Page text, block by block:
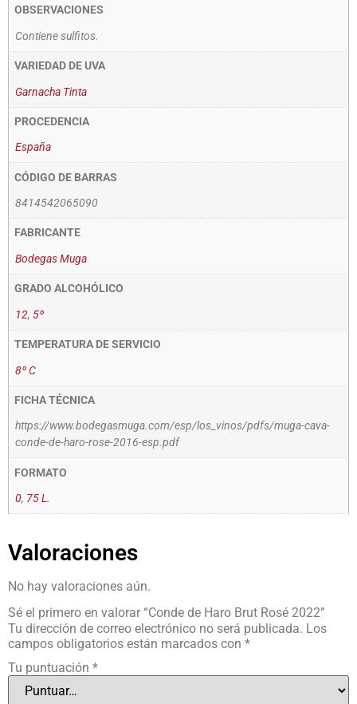
OBSERVACIONES
Contiene sulfitos.
VARIEDAD DE UVA
Garnacha Tinta
PROCEDENCIA
España
CÓDIGO DE BARRAS
8414542065090
FABRICANTE
Bodegas Muga
GRADO ALCOHÓLICO
12, 5º
TEMPERATURA DE SERVICIO
8º C
FICHA TÉCNICA
https://www.bodegasmuga.com/esp/los_vinos/pdfs/muga-cava-
conde-de-haro-rose-2016-esp.pdf
FORMATO
0, 75 L.
Valoraciones
No hay valoraciones aún.
Sé el primero en valorar “Conde de Haro Brut Rosé 2022”
Tu dirección de correo electrónico no será publicada. Los
campos obligatorios están marcados con *
Tu puntuación *